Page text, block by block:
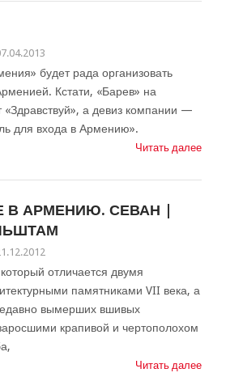
будет рада организовать
Кстати, «Барев» на
«Здравствуй», а девиз компании —
для входа в Армению».
Читать далее
В АРМЕНИЮ. СЕВАН |
отличается двумя
памятниками VII века, а
вымерших вшивых
крапивой и чертополохом
Читать далее